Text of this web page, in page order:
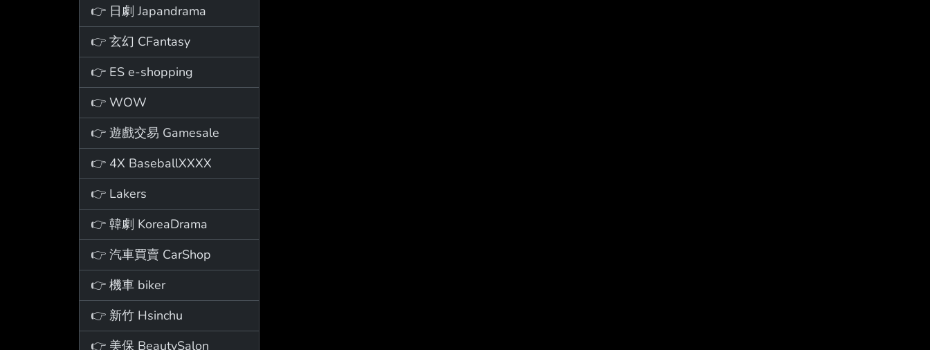
👉 日劇 Japandrama
👉 玄幻 CFantasy
👉 ES e-shopping
👉 WOW
👉 遊戲交易 Gamesale
👉 4X BaseballXXXX
👉 Lakers
👉 韓劇 KoreaDrama
👉 汽車買賣 CarShop
👉 機車 biker
👉 新竹 Hsinchu
👉 美保 BeautySalon